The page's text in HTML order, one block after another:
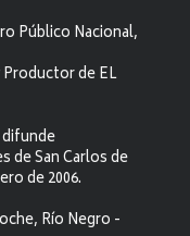
Público Nacional,
de EL
de San Carlos de
de 2006.
Río Negro -